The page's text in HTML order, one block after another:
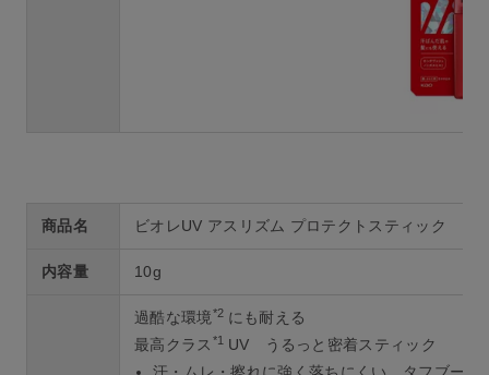
商品名 ビオレUV アスリズム プロテクトスティック
内容量 10g
過酷な環境*2 にも耐える
最高クラス *1 UV うるっと密着スティック